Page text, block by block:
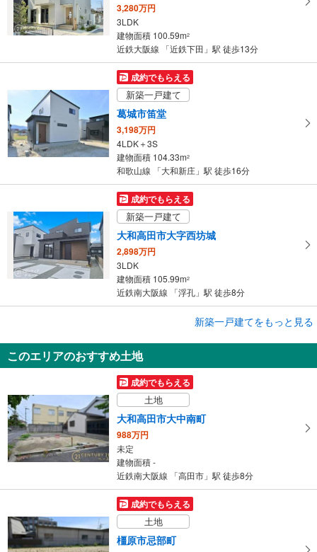
3,280万円
3LDK
建物面積 100.59m2
近鉄大阪線 「近鉄下田」駅 徒歩13分
成約でもらえる
新築一戸建て
葛城市笛堂
3,198万円
4LDK＋3S
建物面積 104.33m2
和歌山線 「大和新庄」駅 徒歩16分
成約でもらえる
新築一戸建て
大和高田市大字西坊城
2,898万円
3LDK
建物面積 105.99m2
近鉄南大阪線 「浮孔」駅 徒歩8分
香芝市磯壁1丁目
3,250万円
2LDK＋3S
建物面積 110.96m
近鉄南大阪線 「二上神社口」駅 徒歩10分
新築一戸建てをもっと見る
このエリアのおすすめ土地
成約でもらえる
土地
大和高田市大中南町
988万円
未定
建物面積 -
近鉄南大阪線 「高田市」駅 徒歩8分
成約でもらえる
土地
橿原市忌部町